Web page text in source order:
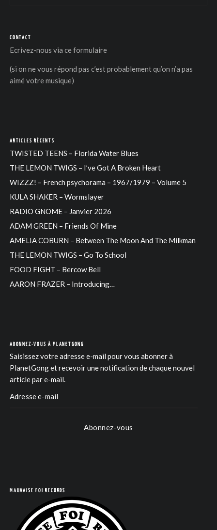
CONTACT
Ecrivez-nous via ce formulaire
(si on ne vous répond pas c’est probablement qu’on n’a pas
aimé votre musique)
ARTICLES RÉCENTS
TWISTED TEENS – Florida Water Blues
THE LEMON TWIGS – I’ve Got A Broken Heart
WIZZZ! – French psychorama – 1967/1979 – Volume 5
KULA SHAKER – Wormslayer
RADIO GNOME – Janvier 2026
ADAM GREEN – Friends Of Mine
AMELIA COBURN – Between The Moon And The Milkman
THE LEMON TWIGS – Go To School
FOOD FIGHT – Bercow Bell
AARON FRAZER – Introducing…
ABONNEZ-VOUS À PLANETGONG
Saisissez votre adresse e-mail pour vous abonner à
PlanetGong et recevoir une notification de chaque nouvel
article par e-mail.
Abonnez-vous
MAUVAISE FOI RECORDS